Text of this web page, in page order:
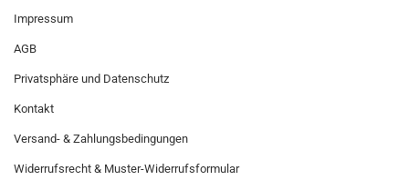
Impressum
AGB
Privatsphäre und Datenschutz
Kontakt
Versand- & Zahlungsbedingungen
Widerrufsrecht & Muster-Widerrufsformular